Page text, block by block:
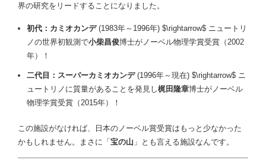
界の研究をリードすることになりました。
初代：カミオカンデ(1983年～1996年) $\rightarrow$ ニュートリ
ノの世界初観測で小柴昌俊博士がノーベル物理学賞受賞（2002
年）！
二代目：スーパーカミオカンデ(1996年～現在) $\rightarrow$ ニ
ュートリノに質量があることを発見し梶田隆章博士がノーベル
物理学賞受賞（2015年）！
この施設がなければ、日本のノーベル賞受賞はもっと少なかった
かもしれません。まさに「宝の山 」とも言える施設なんです。